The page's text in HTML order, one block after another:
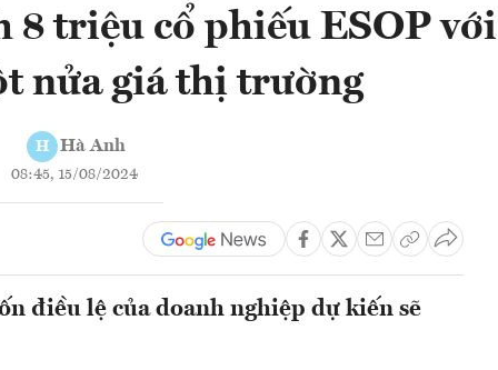
8 triệu cổ phiếu ESOP với
nửa giá thị trường
H Hà Anh
08:45, 15/08/2024
điều lệ của doanh nghiệp dự kiến sẽ